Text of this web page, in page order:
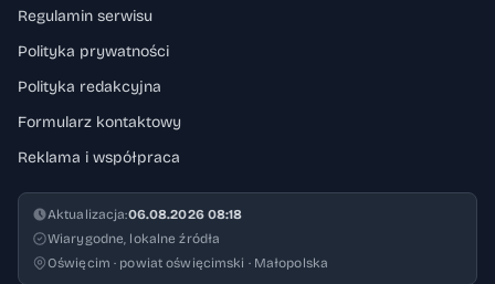
Regulamin serwisu
Polityka prywatności
Polityka redakcyjna
Formularz kontaktowy
Reklama i współpraca
Aktualizacja:06.08.2026 08:18
Wiarygodne, lokalne źródła
Oświęcim · powiat oświęcimski · Małopolska